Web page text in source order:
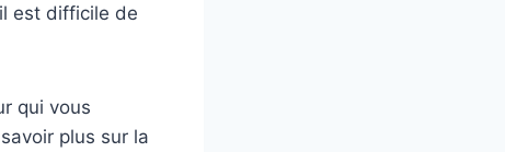
est difficile de
qui vous
plus sur la